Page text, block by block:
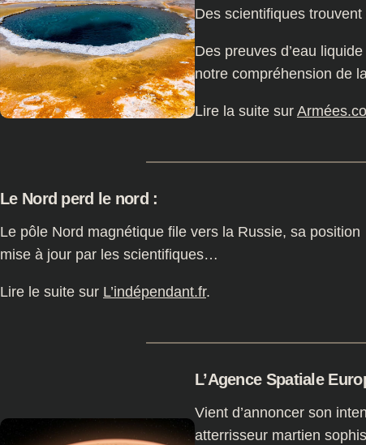
Des scientifiques
Des preuves d’eau
notre compréhension de
Lire la suite sur
Le Nord perd le nord :
Le pôle Nord magnétique file vers la Russie, sa position
mise à jour par les scientifiques…
Lire le suite sur L’indépendant.fr.
L’Agence Spatiale
Vient d’annoncer son
atterrisseur martien